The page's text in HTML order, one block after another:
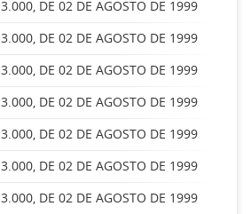
DE 02 DE AGOSTO DE 1999
DE 02 DE AGOSTO DE 1999
DE 02 DE AGOSTO DE 1999
DE 02 DE AGOSTO DE 1999
DE 02 DE AGOSTO DE 1999
DE 02 DE AGOSTO DE 1999
DE 02 DE AGOSTO DE 1999